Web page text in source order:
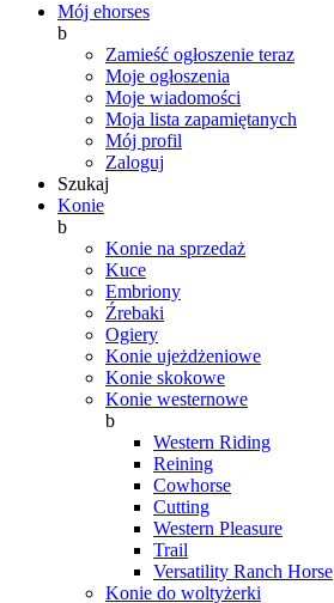
Mój ehorses
b
Zamieść ogłoszenie teraz
Moje ogłoszenia
Moje wiadomości
Moja lista zapamiętanych
Mój profil
Zaloguj
Szukaj
Konie
b
Konie na sprzedaż
Kuce
Embriony
Źrebaki
Ogiery
Konie ujeżdżeniowe
Konie skokowe
Konie westernowe
b
Western Riding
Reining
Cowhorse
Cutting
Western Pleasure
Trail
Versatility Ranch Horse
Konie do woltyżerki